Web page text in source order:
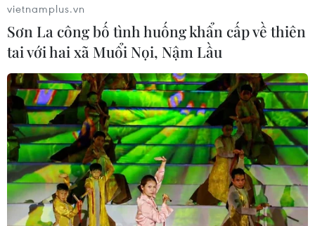
vietnamplus.vn
Sơn La công bố tình huống khẩn cấp về thiên
tai với hai xã Muổi Nọi, Nậm Lầu